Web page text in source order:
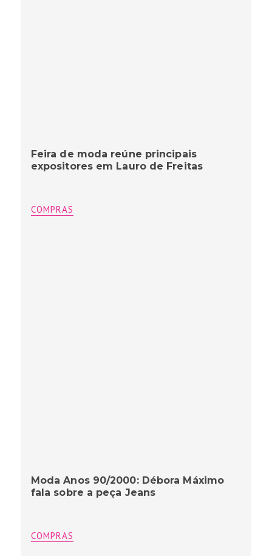
Feira de moda reúne principais
expositores em Lauro de Freitas
COMPRAS
Moda Anos 90/2000: Débora Máximo
fala sobre a peça Jeans
COMPRAS